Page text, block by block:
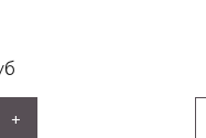
+